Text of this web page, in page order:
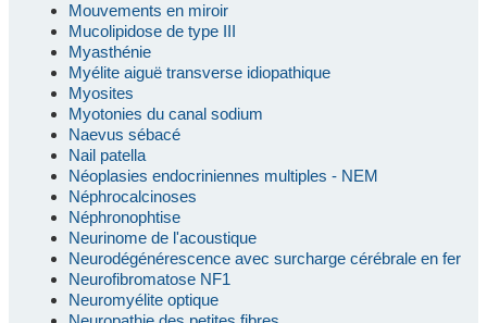
Mouvements en miroir
Mucolipidose de type III
Myasthénie
Myélite aiguë transverse idiopathique
Myosites
Myotonies du canal sodium
Naevus sébacé
Nail patella
Néoplasies endocriniennes multiples - NEM
Néphrocalcinoses
Néphronophtise
Neurinome de l'acoustique
Neurodégénérescence avec surcharge cérébrale en fer
Neurofibromatose NF1
Neuromyélite optique